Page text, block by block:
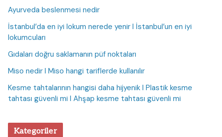
Ayurveda beslenmesi nedir
İstanbul’da en iyi lokum nerede yenir I İstanbul’un en iyi
lokumcuları
Gıdaları doğru saklamanın püf noktaları
Miso nedir I Miso hangi tariflerde kullanılır
Kesme tahtalarının hangisi daha hijyenik I Plastik kesme
tahtası güvenli mi I Ahşap kesme tahtası güvenli mi
Kategoriler